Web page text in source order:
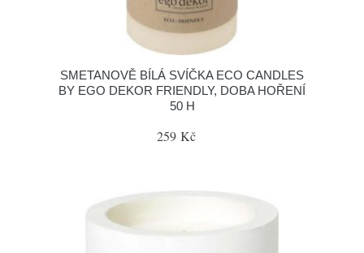
SMETANOVĚ BÍLÁ SVÍČKA ECO CANDLES
BY EGO DEKOR FRIENDLY, DOBA HOŘENÍ
50 H
259 Kč